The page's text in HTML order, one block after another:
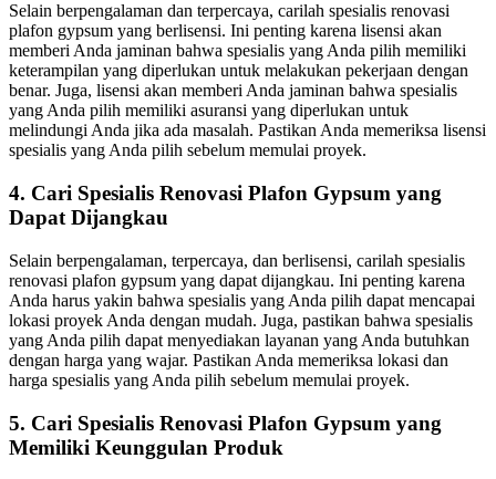
Selain berpengalaman dan terpercaya, carilah spesialis renovasi
plafon gypsum yang berlisensi. Ini penting karena lisensi akan
memberi Anda jaminan bahwa spesialis yang Anda pilih memiliki
keterampilan yang diperlukan untuk melakukan pekerjaan dengan
benar. Juga, lisensi akan memberi Anda jaminan bahwa spesialis
yang Anda pilih memiliki asuransi yang diperlukan untuk
melindungi Anda jika ada masalah. Pastikan Anda memeriksa lisensi
spesialis yang Anda pilih sebelum memulai proyek.
4. Cari Spesialis Renovasi Plafon Gypsum yang
Dapat Dijangkau
Selain berpengalaman, terpercaya, dan berlisensi, carilah spesialis
renovasi plafon gypsum yang dapat dijangkau. Ini penting karena
Anda harus yakin bahwa spesialis yang Anda pilih dapat mencapai
lokasi proyek Anda dengan mudah. Juga, pastikan bahwa spesialis
yang Anda pilih dapat menyediakan layanan yang Anda butuhkan
dengan harga yang wajar. Pastikan Anda memeriksa lokasi dan
harga spesialis yang Anda pilih sebelum memulai proyek.
5. Cari Spesialis Renovasi Plafon Gypsum yang
Memiliki Keunggulan Produk